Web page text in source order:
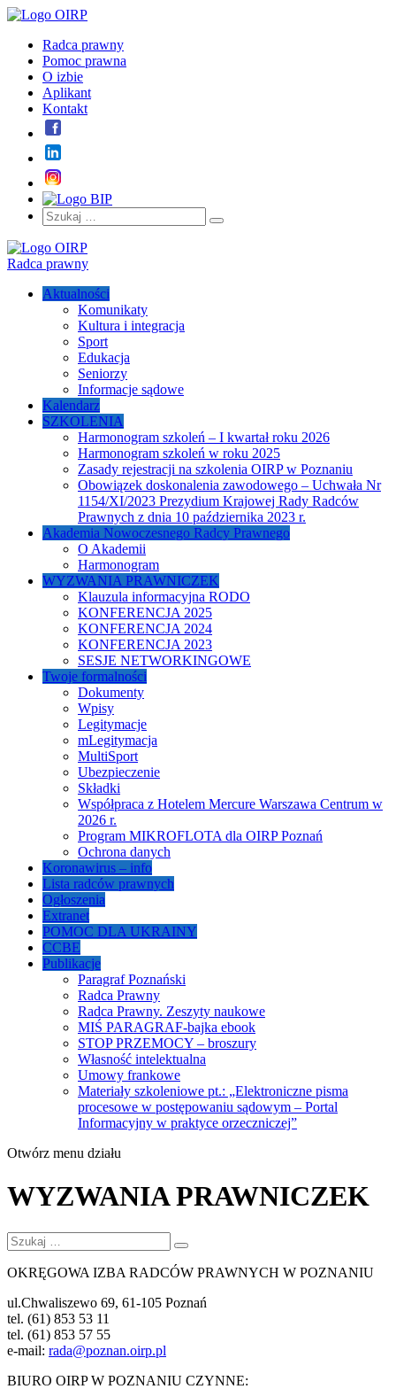
Radca prawny
Pomoc prawna
O izbie
Aplikant
Kontakt
Szukaj:
Szukaj
Radca prawny
Aktualności
Komunikaty
Kultura i integracja
Sport
Edukacja
Seniorzy
Informacje sądowe
Kalendarz
SZKOLENIA
Harmonogram szkoleń – I kwartał roku 2026
Harmonogram szkoleń w roku 2025
Zasady rejestracji na szkolenia OIRP w Poznaniu
Obowiązek doskonalenia zawodowego – Uchwała Nr
1154/XI/2023 Prezydium Krajowej Rady Radców
Prawnych z dnia 10 października 2023 r.
Akademia Nowoczesnego Radcy Prawnego
O Akademii
Harmonogram
WYZWANIA PRAWNICZEK
Klauzula informacyjna RODO
KONFERENCJA 2025
KONFERENCJA 2024
KONFERENCJA 2023
SESJE NETWORKINGOWE
Twoje formalności
Dokumenty
Wpisy
Legitymacje
mLegitymacja
MultiSport
Ubezpieczenie
Składki
Współpraca z Hotelem Mercure Warszawa Centrum w
2026 r.
Program MIKROFLOTA dla OIRP Poznań
Ochrona danych
Koronawirus – info
Lista radców prawnych
Ogłoszenia
Extranet
POMOC DLA UKRAINY
CCBE
Publikacje
Paragraf Poznański
Radca Prawny
Radca Prawny. Zeszyty naukowe
MIŚ PARAGRAF-bajka ebook
STOP PRZEMOCY – broszury
Własność intelektualna
Umowy frankowe
Materiały szkoleniowe pt.: „Elektroniczne pisma
procesowe w postępowaniu sądowym – Portal
Informacyjny w praktyce orzeczniczej”
Otwórz menu działu
WYZWANIA PRAWNICZEK
Szukaj:
Szukaj
OKRĘGOWA IZBA RADCÓW PRAWNYCH W POZNANIU
ul.Chwaliszewo 69, 61-105 Poznań
tel. (61) 853 53 11
tel. (61) 853 57 55
e-mail: rada@poznan.oirp.pl
BIURO OIRP W POZNANIU CZYNNE: